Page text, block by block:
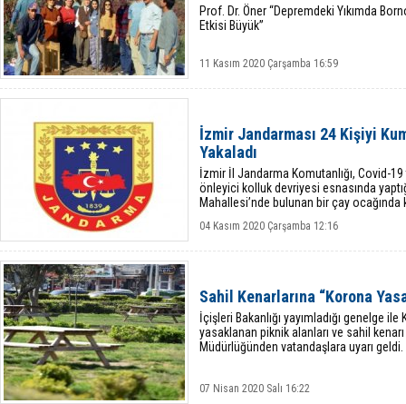
Prof. Dr. Öner “Depremdeki Yıkımda
Etkisi Büyük”
11 Kasım 2020 Çarşamba 16:59
İzmir Jandarması 24 Kişiyi
Yakaladı
İzmir İl Jandarma Komutanlığı, Covid-
önleyici kolluk devriyesi esnasında
Mahallesi’nde bulunan bir çay ocağında
04 Kasım 2020 Çarşamba 12:16
Sahil Kenarlarına “Korona
İçişleri Bakanlığı yayımladığı genelge
yasaklanan piknik alanları ve sahil
Müdürlüğünden vatandaşlara uyarı geldi.
07 Nisan 2020 Salı 16:22